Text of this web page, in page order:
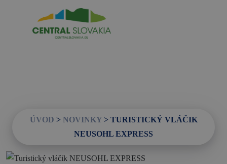
Banská Bystrica
Kremnica
ÚVOD > NOVINKY > TURISTICKÝ VLÁČIK
NEUSOHL EXPRESS